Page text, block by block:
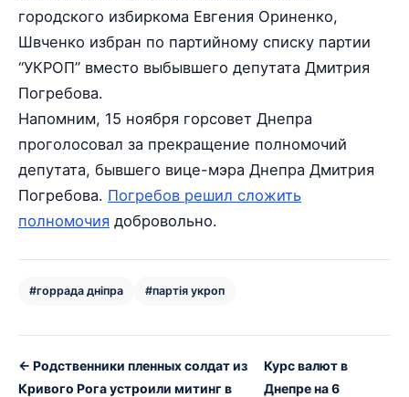
городского избиркома Евгения Ориненко,
Швченко избран по партийному списку партии
“УКРОП” вместо выбывшего депутата Дмитрия
Погребова.
Напомним, 15 ноября горсовет Днепра
проголосовал за прекращение полномочий
депутата, бывшего вице-мэра Днепра Дмитрия
Погребова. Погребов решил сложить
полномочия добровольно.
#горрада дніпра #партія укроп
← Родственники пленных солдат из
Кривого Рога устроили митинг в
Курс валют в
Днепре на 6